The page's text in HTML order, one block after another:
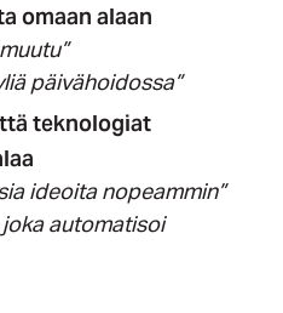
omaan alaan
päivähoidossa”
teknologiat
ideoita nopeammin”
joka automatisoi